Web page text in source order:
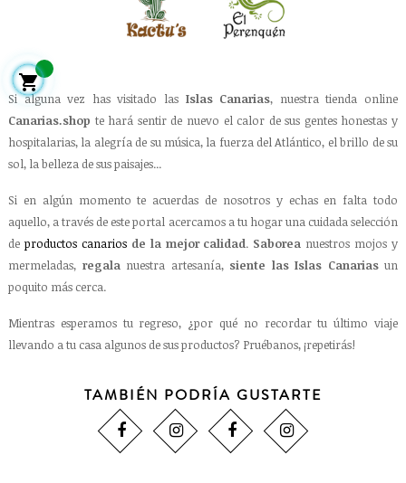
Si alguna vez has visitado las Islas Canarias, nuestra tienda online
Canarias.shop te hará sentir de nuevo el calor de sus gentes honestas y
hospitalarias, la alegría de su música, la fuerza del Atlántico, el brillo de su
sol, la belleza de sus paisajes...
Si en algún momento te acuerdas de nosotros y echas en falta todo
aquello, a través de este portal acercamos a tu hogar una cuidada selección
de productos canariosde la mejor calidad. Saborea nuestros mojos y
mermeladas, regalanuestra artesanía, siente las Islas Canariasun
poquito más cerca.
Mientras esperamos tu regreso, ¿por qué no recordar tu último viaje
llevando a tu casa algunos de sus productos? Pruébanos, ¡repetirás!
TAMBIÉN PODRÍA GUSTARTE
